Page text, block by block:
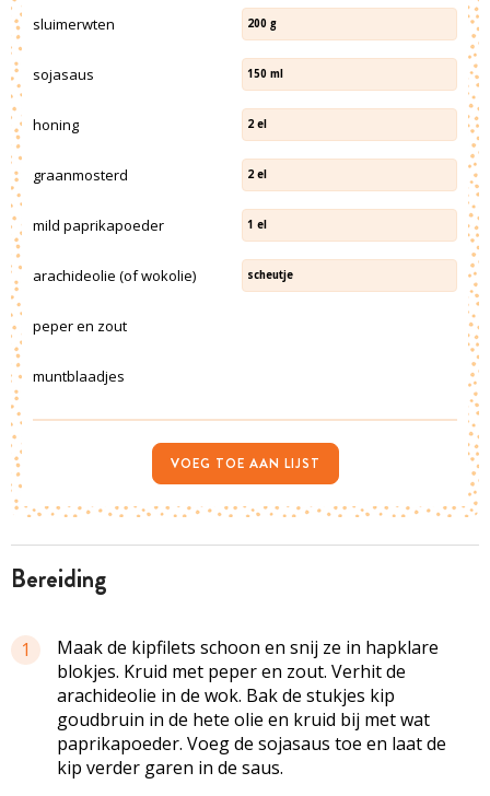
bereiding
1
Maak de kipfilets schoon en snij ze in hapklare
blokjes. Kruid met peper en zout. Verhit de
arachideolie in de wok. Bak de stukjes kip
goudbruin in de hete olie en kruid bij met wat
paprikapoeder. Voeg de sojasaus toe en laat de
kip verder garen in de saus.
sluimerwten 200 g
sojasaus 150 ml
honing 2 el
graanmosterd 2 el
mild paprikapoeder 1 el
arachideolie (of wokolie) scheutje
peper en zout
muntblaadjes
VOEG TOE AAN LIJST